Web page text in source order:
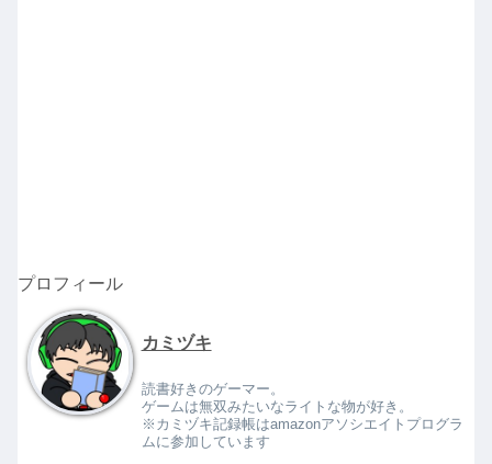
プロフィール
カミヅキ
読書好きのゲーマー。
ゲームは無双みたいなライトな物が好き。
※カミヅキ記録帳はamazonアソシエイトプログラ
ムに参加しています